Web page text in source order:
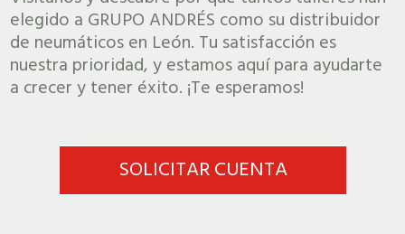
elegido a GRUPO ANDRÉS como su distribuidor
de neumáticos en León. Tu satisfacción es
nuestra prioridad, y estamos aquí para ayudarte
a crecer y tener éxito. ¡Te esperamos!
SOLICITAR CUENTA